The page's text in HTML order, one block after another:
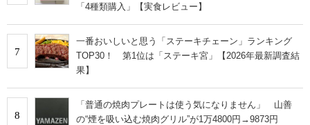
「4種類購入」【実食レビュー】
7
一番おいしいと思う「ステーキチェーン」ランキング
TOP30！ 第1位は「ステーキ宮」【2026年最新調査結
果】
8
「普通の焼肉プレートは使う気になりません」 山善
の“煙を吸い込む焼肉グリル”が1万4800円→9873円